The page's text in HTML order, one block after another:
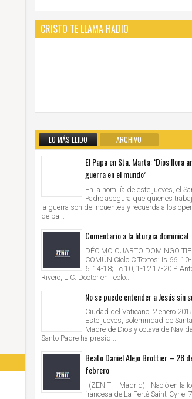
CRISTO TE LLAMA RADIO
LO MÁS LEIDO ARCHIVO
El Papa en Sta. Marta: ‘Dios llora
guerra en el mundo’
En la homilía de este jueves, el
Padre asegura que quienes
la guerra son delincuentes y recuerda a los
de pa...
Comentario a la liturgia dominical
DÉCIMO CUARTO DOMINGO
COMÚN Ciclo C Textos: Is 66,
6, 14-18; Lc 10, 1-12.17-20 P.
Rivero, L.C. Doctor en Teolo...
No se puede entender a Jesús sin
Ciudad del Vaticano, 2 enero
Este jueves, solemnidad de
Madre de Dios y octava de
Santo Padre ha presid...
Beato Daniel Alejo Brottier – 28
febrero
(ZENIT – Madrid).- Nació en la
francesa de La Ferté Saint-Cyr el